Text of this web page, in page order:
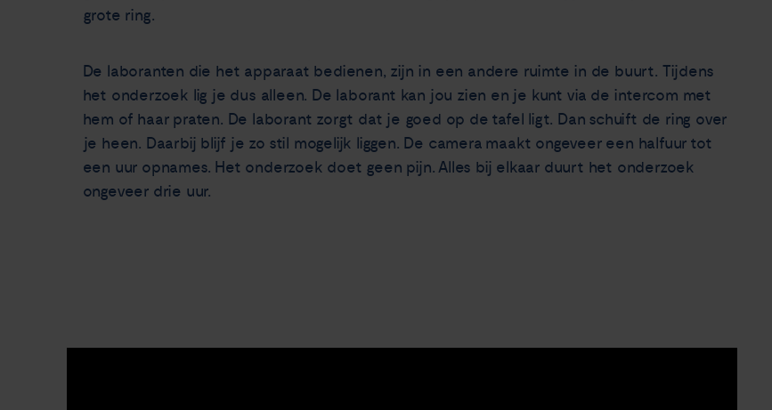
grote ring.
De laboranten die het apparaat bedienen, zijn in een andere ruimte in de buurt. Tijdens
het onderzoek lig je dus alleen. De laborant kan jou zien en je kunt via de intercom met
hem of haar praten. De laborant zorgt dat je goed op de tafel ligt. Dan schuift de ring over
je heen. Daarbij blijf je zo stil mogelijk liggen. De camera maakt ongeveer een halfuur tot
een uur opnames. Het onderzoek doet geen pijn. Alles bij elkaar duurt het onderzoek
ongeveer drie uur.